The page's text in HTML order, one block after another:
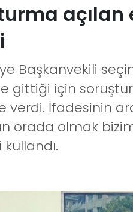
Başkanvekili
gittiği için
İfadesinin
orada olmak